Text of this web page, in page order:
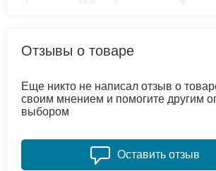
Отзывы о товаре
Еще никто не написал отзыв о
своим мнением и помогите другим
выбором
Оставить отзыв